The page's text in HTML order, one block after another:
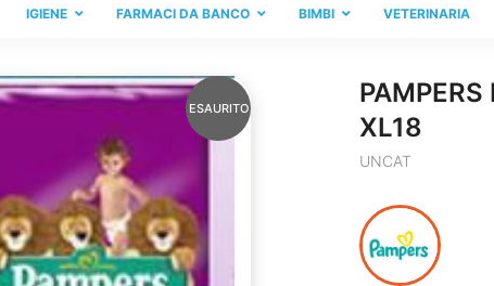
IGIENE FARMACI DA BANCO BIMBI VETERINARIA
ESAURITO
PAMPERS
XL18
UNCAT